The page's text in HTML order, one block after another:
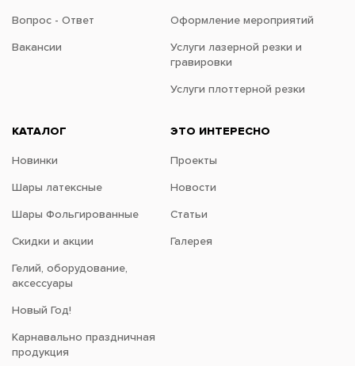
Вопрос - Ответ
Вакансии
Оформление мероприятий
Услуги лазерной резки и
гравировки
Услуги плоттерной резки
КАТАЛОГ
Новинки
Шары латексные
Шары Фольгированные
Скидки и акции
Гелий, оборудование,
аксессуары
Новый Год!
Карнавально праздничная
продукция
ЭТО ИНТЕРЕСНО
Проекты
Новости
Статьи
Галерея